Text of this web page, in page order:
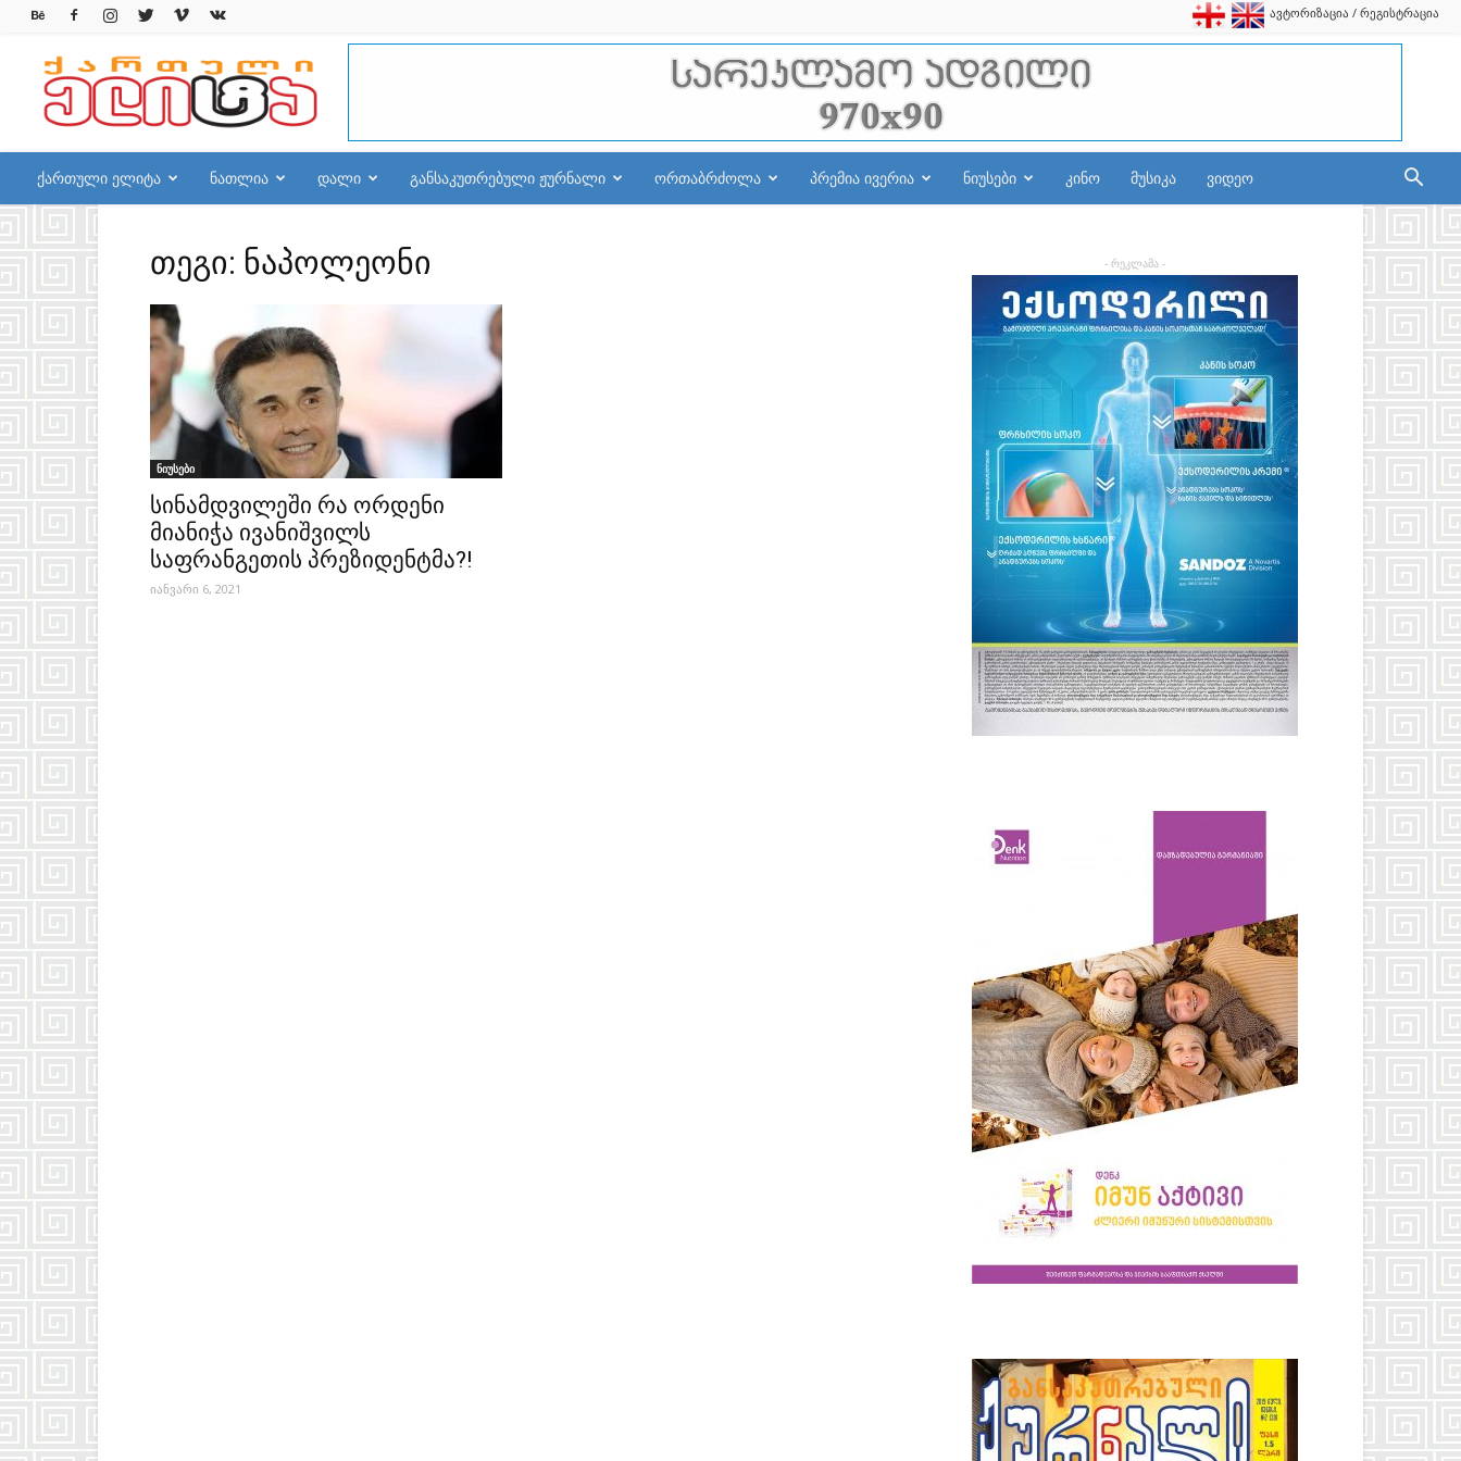
ავტორიზაცია / რეგისტრაცია
qelite.info
ქართული ელიტა ნათლია დალი განსაკუთრებული ჟურნალი ორთაბრძოლა პრემია ივერია ნიუსები კინო მუსიკა ვიდეო
თეგი: ნაპოლეონი
ნიუსები
სინამდვილეში რა ორდენი
მიანიჭა ივანიშვილს
საფრანგეთის პრეზიდენტმა?!
იანვარი 6, 2021
- რეკლამა -